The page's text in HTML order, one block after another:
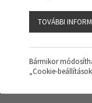
TOVÁBBI
Bármikor
„Cookie-